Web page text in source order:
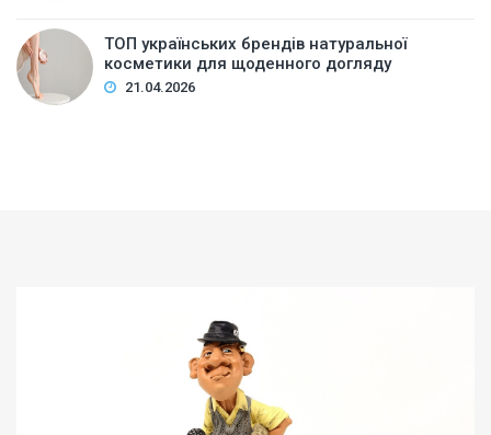
ТОП українських брендів натуральної
косметики для щоденного догляду
21.04.2026